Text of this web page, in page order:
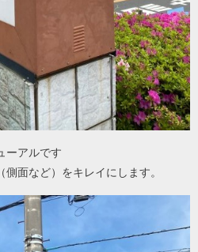
ーアルです
面など）をキレイにします。